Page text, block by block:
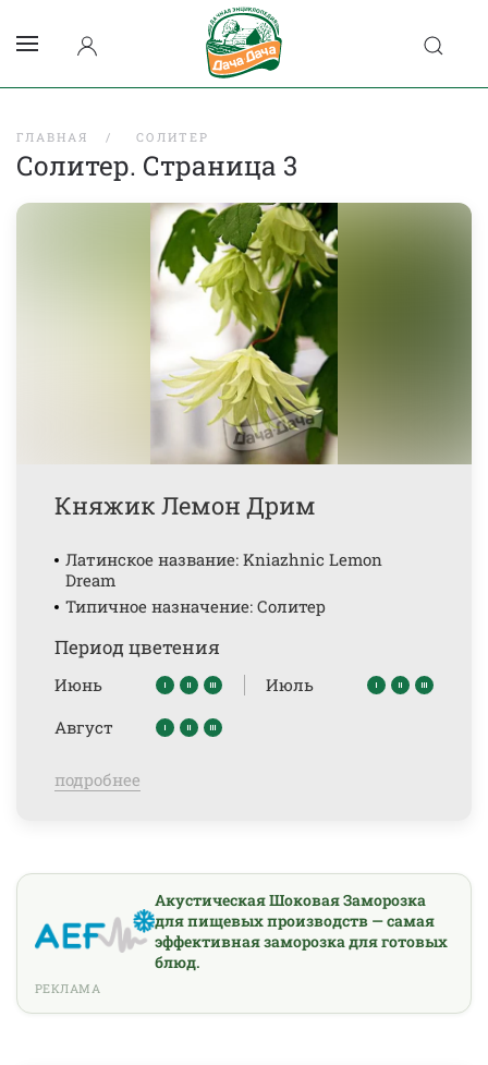
ГЛАВНАЯ СОЛИТЕР
Солитер. Страница 3
Княжик Лемон Дрим
Латинское название: Kniazhnic Lemon
Dream
Типичное назначение: Солитер
Период цветения
Июнь
Июль
Август
подробнее
Акустическая Шоковая Заморозка
для пищевых производств — самая
эффективная заморозка для готовых
блюд.
РЕКЛАМА